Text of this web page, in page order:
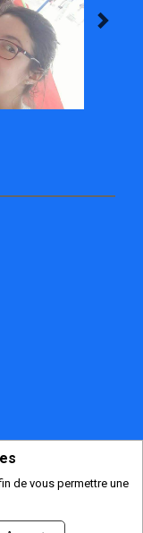
de vous permettre une